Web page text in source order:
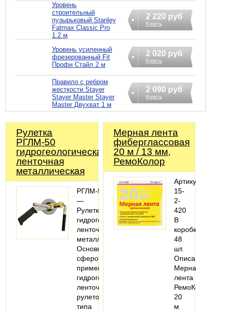
Уровень
строительный
пузырьковый Stanley
Fatmax Classic Pro
1.2 м
2 220 руб
Купить
Уровень усиленный
фрезерованный Fit
Профи Стайл 2 м
2 020 руб
Купить
Правило с ребром
жесткости Stayer
Stayer Master Stayer
Master Двухват 1 м
2 090 руб
Купить
Рулетка
РГЛМ-50
гидрогеологическая
ленточная
металлическая
РГЛМ-50
—
Рулетка
гидрогеологическая
ленточная
металлическая.
Основной
сферой
применения
гидрогеологических
ленточных
рулеток
типа
Мерная лента
фиберглассовая
20 м / 13 мм,
РемоКолор
Артикул:
15-
2-
420
В
коробке:
48
шт.
Описание:
Мерная
лента
РемоКолор
20
м